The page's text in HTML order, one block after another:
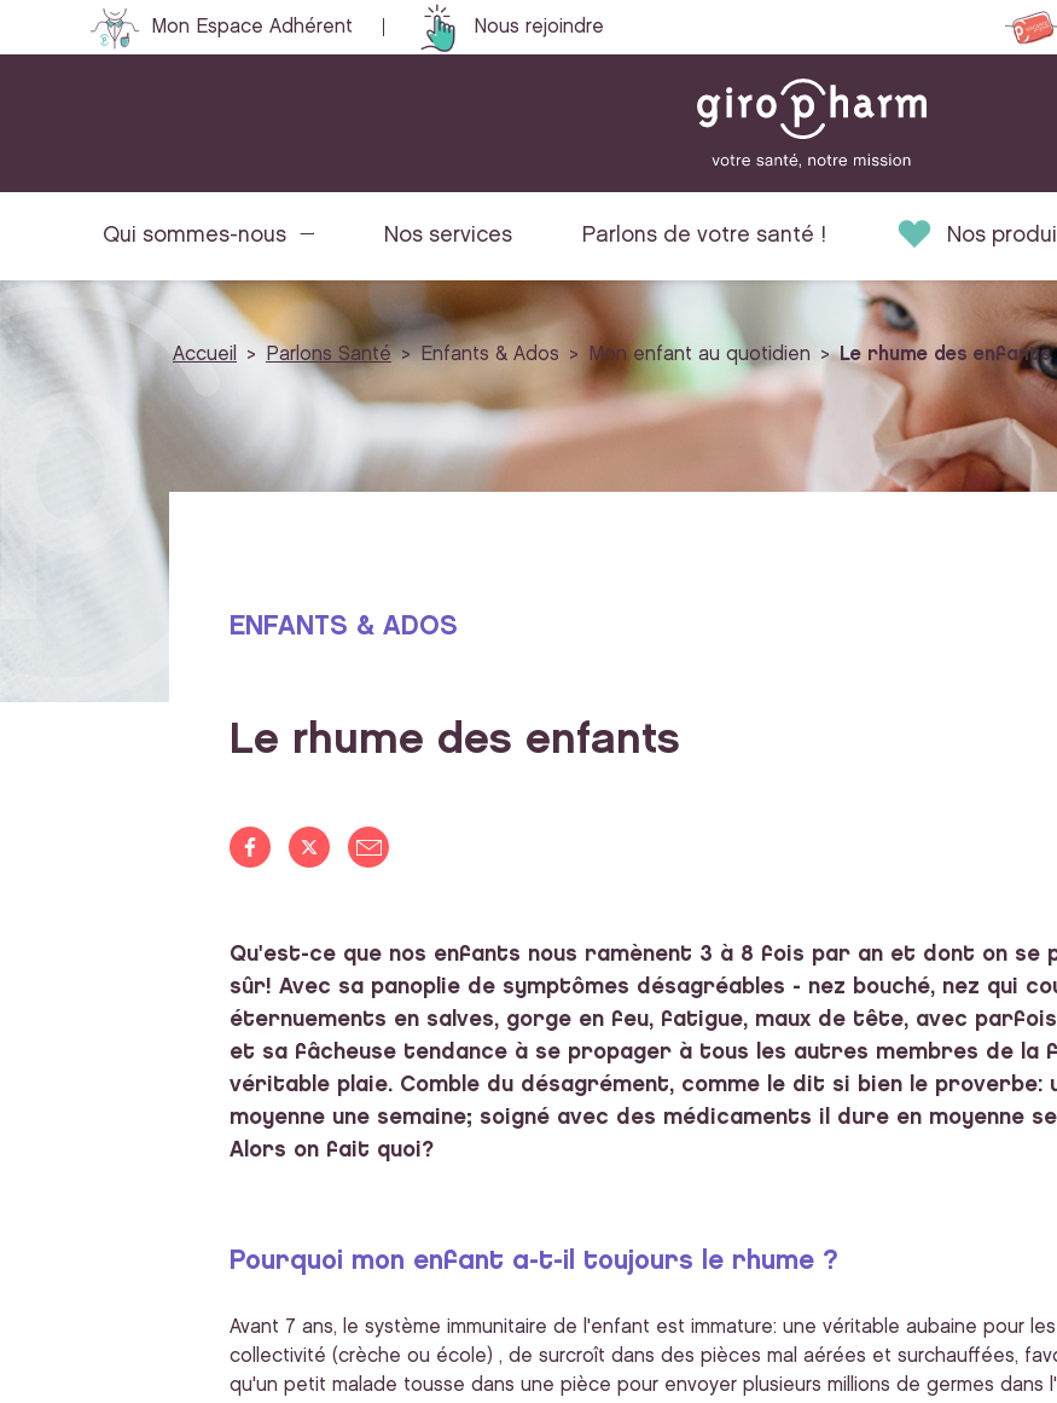
Mon Espace Adhérent Nous rejoindre
Qui sommes-nous Nos services Parlons de votre santé ! Nos
Accueil Parlons Santé Enfants & Ados Mon enfant au quotidien Le rhume des enfants
ENFANTS & ADOS
Le rhume des enfants
Qu'est-ce que nos enfants nous ramènent 3 à 8 fois par an et dont on se
sûr! Avec sa panoplie de symptômes désagréables - nez bouché, nez qui
éternuements en salves, gorge en feu, fatigue, maux de tête, avec
et sa fâcheuse tendance à se propager à tous les autres membres de la
véritable plaie. Comble du désagrément, comme le dit si bien le proverbe:
moyenne une semaine; soigné avec des médicaments il dure en moyenne
Alors on fait quoi?
Pourquoi mon enfant a-t-il toujours le rhume ?
Avant 7 ans, le système immunitaire de l'enfant est immature: une véritable aubaine pour
collectivité (crèche ou école) , de surcroît dans des pièces mal aérées et surchauffées,
qu'un petit malade tousse dans une pièce pour envoyer plusieurs millions de germes dans